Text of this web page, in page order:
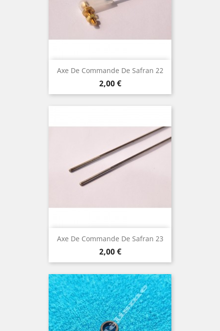
Axe De Commande De Safran 22
Prix
2,00 €
Axe De Commande De Safran 23
Prix
2,00 €